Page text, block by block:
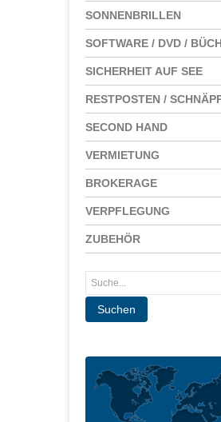
SONNENBRILLEN
SOFTWARE / DVD /
SICHERHEIT AUF SEE
RESTPOSTEN /
SECOND HAND
VERMIETUNG
BROKERAGE
VERPFLEGUNG
ZUBEHÖR